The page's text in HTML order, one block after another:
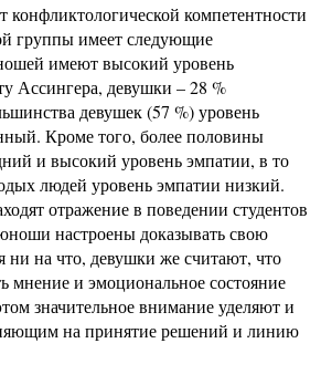
конфликтологической компетентности
группы имеет следующие
имеют высокий уровень
Ассингера, девушки – 28 %
девушек (57 %) уровень
Кроме того, более половины
и высокий уровень эмпатии, в то
людей уровень эмпатии низкий.
отражение в поведении студентов
настроены доказывать свою
ни на что, девушки же считают, что
мнение и эмоциональное состояние
значительное внимание уделяют и
на принятие решений и линию